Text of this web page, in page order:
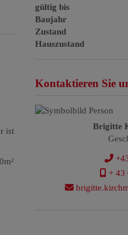
ist
gültig bis
Baujahr
Zustand
Hauszustand
Kontaktieren Sie
Brigitte
+ 43